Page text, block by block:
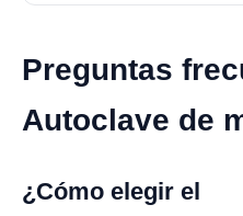
Preguntas
Autoclave de
¿Cómo elegir el